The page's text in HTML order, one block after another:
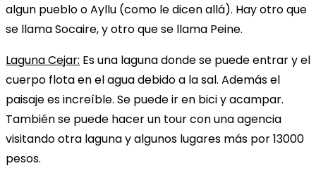
algun pueblo o Ayllu (como le dicen allá). Hay otro que
se llama Socaire, y otro que se llama Peine.
Laguna Cejar: Es una laguna donde se puede entrar y el
cuerpo flota en el agua debido a la sal. Además el
paisaje es increíble. Se puede ir en bici y acampar.
También se puede hacer un tour con una agencia
visitando otra laguna y algunos lugares más por 13000
pesos.